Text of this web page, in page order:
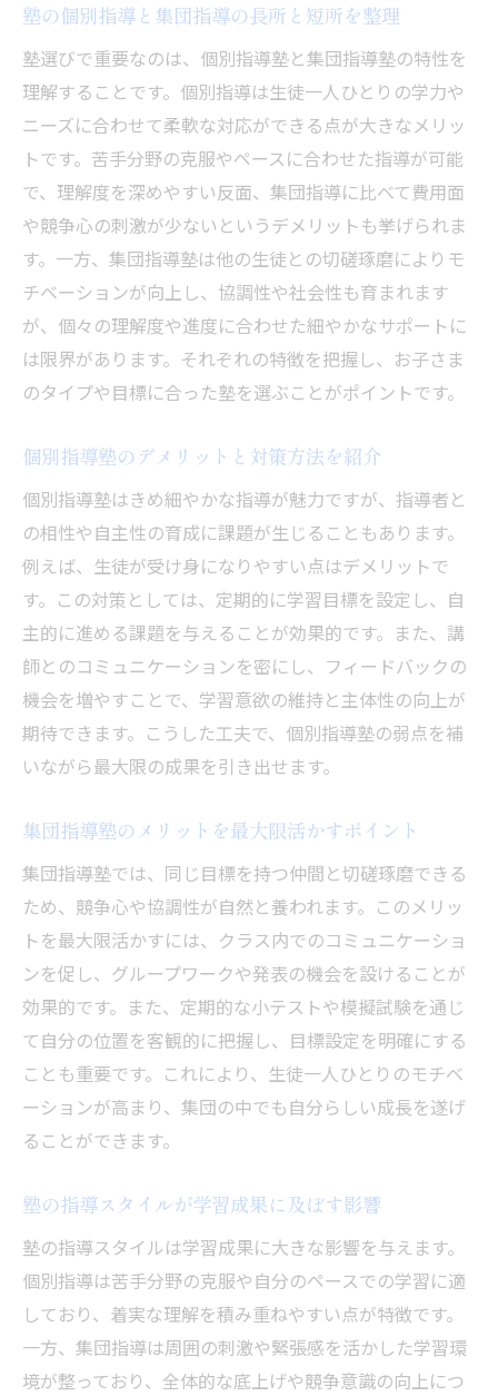
塾の個別指導と集団指導の長所と短所を整理
塾選びで重要なのは、個別指導塾と集団指導塾の特性を
理解することです。個別指導は生徒一人ひとりの学力や
ニーズに合わせて柔軟な対応ができる点が大きなメリッ
トです。苦手分野の克服やペースに合わせた指導が可能
で、理解度を深めやすい反面、集団指導に比べて費用面
や競争心の刺激が少ないというデメリットも挙げられま
す。一方、集団指導塾は他の生徒との切磋琢磨によりモ
チベーションが向上し、協調性や社会性も育まれます
が、個々の理解度や進度に合わせた細やかなサポートに
は限界があります。それぞれの特徴を把握し、お子さま
のタイプや目標に合った塾を選ぶことがポイントです。
個別指導塾のデメリットと対策方法を紹介
個別指導塾はきめ細やかな指導が魅力ですが、指導者と
の相性や自主性の育成に課題が生じることもあります。
例えば、生徒が受け身になりやすい点はデメリットで
す。この対策としては、定期的に学習目標を設定し、自
主的に進める課題を与えることが効果的です。また、講
師とのコミュニケーションを密にし、フィードバックの
機会を増やすことで、学習意欲の維持と主体性の向上が
期待できます。こうした工夫で、個別指導塾の弱点を補
いながら最大限の成果を引き出せます。
集団指導塾のメリットを最大限活かすポイント
集団指導塾では、同じ目標を持つ仲間と切磋琢磨できる
ため、競争心や協調性が自然と養われます。このメリッ
トを最大限活かすには、クラス内でのコミュニケーショ
ンを促し、グループワークや発表の機会を設けることが
効果的です。また、定期的な小テストや模擬試験を通じ
て自分の位置を客観的に把握し、目標設定を明確にする
ことも重要です。これにより、生徒一人ひとりのモチベ
ーションが高まり、集団の中でも自分らしい成長を遂げ
ることができます。
塾の指導スタイルが学習成果に及ぼす影響
塾の指導スタイルは学習成果に大きな影響を与えます。
個別指導は苦手分野の克服や自分のペースでの学習に適
しており、着実な理解を積み重ねやすい点が特徴です。
一方、集団指導は周囲の刺激や緊張感を活かした学習環
境が整っており、全体的な底上げや競争意識の向上につ